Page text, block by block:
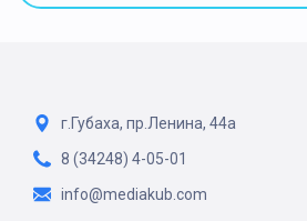
г.Губаха, пр.Ленина, 44а
8 (34248) 4-05-01
info@mediakub.com